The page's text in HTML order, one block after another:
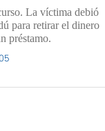
La víctima debió
para retirar el dinero
préstamo.